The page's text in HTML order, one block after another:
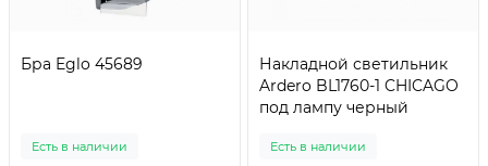
Бра Eglo 45689
Есть в наличии
Накладной светильник
Ardero BL1760-1 CHICAGO
под лампу черный
Есть в наличии